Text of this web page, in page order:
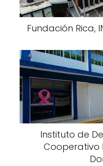
Fundación Rica,
Instituto de
Cooperativo